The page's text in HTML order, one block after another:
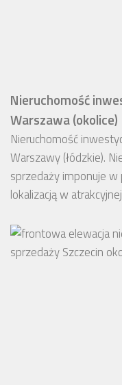
Nieruchomość
Warszawa (okolice)
Nieruchomość
Warszawy (łódzkie).
sprzedaży imponuje
lokalizacją w